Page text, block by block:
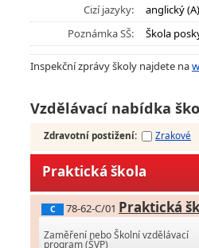
Cizí jazyky:
anglický
Poznámka SŠ:
Škola
Inspekční zprávy školy najdete na
Vzdělávací nabídka
Zdravotní postižení: Zrakové
Praktická škola
C 78-62-C/01 Praktická
Zaměření nebo Školní vzdělávací
program (ŠVP)